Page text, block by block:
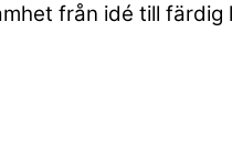
från idé till